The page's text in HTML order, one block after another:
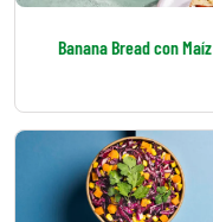
Banana Bread con Maíz